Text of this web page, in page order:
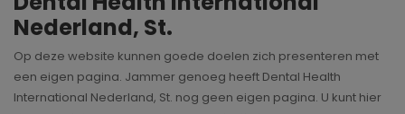
Nederland, St.
Op deze website kunnen goede doelen zich presenteren met
een eigen pagina. Jammer genoeg heeft Dental Health
International Nederland, St. nog geen eigen pagina. U kunt hier